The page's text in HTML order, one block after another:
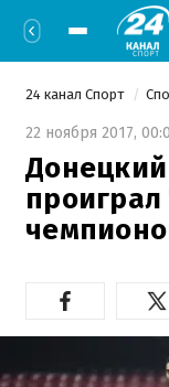
24 канал Спорт
22 ноября 2017,